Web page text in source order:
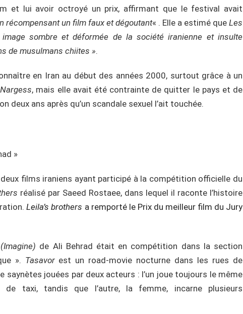
et lui avoir octroyé un prix, affirmant que le festival avait
récompensant un film faux et dégoutant« . Elle a estimé que Les
image sombre et déformée de la société iranienne et insulte
de musulmans chiites ».
en Iran au début des années 2000, surtout grâce à un
Nargess, mais elle avait été contrainte de quitter le pays et de
deux ans après qu’un scandale sexuel l’ait touchée.
»
films iraniens ayant participé à la compétition officielle du
réalisé par Saeed Rostaee, dans lequel il raconte l’histoire
Leila’s brothers a remporté le Prix du meilleur film du Jury
de Ali Behrad était en compétition dans la section
». Tasavorest un road-movie nocturne dans les rues de
saynètes jouées par deux acteurs : l’un joue toujours le même
de taxi, tandis que l’autre, la femme, incarne plusieurs